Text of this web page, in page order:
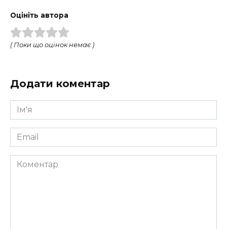
Оцініть автора
( Поки що оцінок немає )
Додати коментар
Ім'я
*
Email
*
Коментар